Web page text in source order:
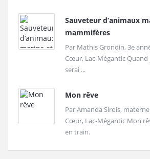
Sauveteur d’animaux
mammifères
Par Mathis Grondin, 3e
Cœur, Lac-Mégantic Quand
serai ...
Mon rêve
Par Amanda Sirois,
Cœur, Lac-Mégantic Mon
en train.